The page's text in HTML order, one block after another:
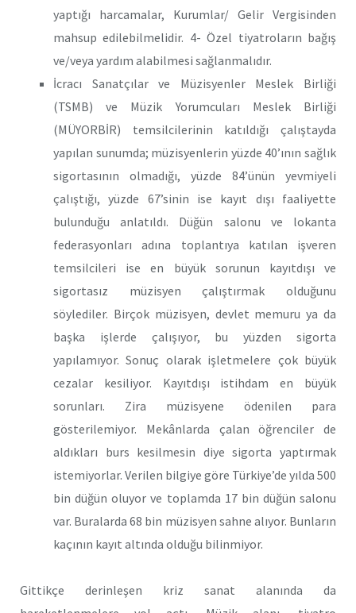
yaptığı harcamalar, Kurumlar/ Gelir Vergisinden
mahsup edilebilmelidir. 4- Özel tiyatroların bağış
ve/veya yardım alabilmesi sağlanmalıdır.
İcracı Sanatçılar ve Müzisyenler Meslek Birliği
(TSMB) ve Müzik Yorumcuları Meslek Birliği
(MÜYORBİR) temsilcilerinin katıldığı çalıştayda
yapılan sunumda; müzisyenlerin yüzde 40’ının sağlık
sigortasının olmadığı, yüzde 84’ünün yevmiyeli
çalıştığı, yüzde 67’sinin ise kayıt dışı faaliyette
bulunduğu anlatıldı. Düğün salonu ve lokanta
federasyonları adına toplantıya katılan işveren
temsilcileri ise en büyük sorunun kayıtdışı ve
sigortasız müzisyen çalıştırmak olduğunu
söylediler. Birçok müzisyen, devlet memuru ya da
başka işlerde çalışıyor, bu yüzden sigorta
yapılamıyor. Sonuç olarak işletmelere çok büyük
cezalar kesiliyor. Kayıtdışı istihdam en büyük
sorunları. Zira müzisyene ödenilen para
gösterilemiyor. Mekânlarda çalan öğrenciler de
aldıkları burs kesilmesin diye sigorta yaptırmak
istemiyorlar. Verilen bilgiye göre Türkiye’de yılda 500
bin düğün oluyor ve toplamda 17 bin düğün salonu
var. Buralarda 68 bin müzisyen sahne alıyor. Bunların
kaçının kayıt altında olduğu bilinmiyor.
Gittikçe derinleşen kriz sanat alanında da